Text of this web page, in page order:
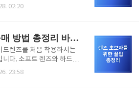
남 청년부부 결혼축하금 지
지원금을 받을 수 있습니
정산 시즌이 다가오면 홈
든 분들을 위해 홈택스의
고 간소화된 연말정산 절
바로가기홈택스는 PC를
드하거나 연말정산 간소
. 아래 버튼을 클릭해 바
02:20
렌즈 착용, 관리, 구매 방법 총정리 바로가기
드렌즈를 처음 착용하시는
다. 소프트 렌즈와 하드렌
올바른 착용 방법과 제거
23:58